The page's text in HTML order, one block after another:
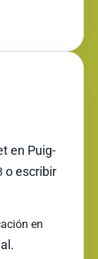
en Puig-
o escribir
en